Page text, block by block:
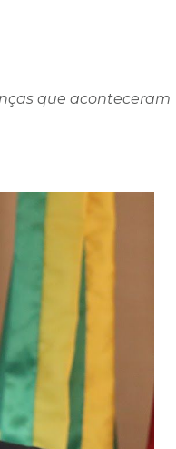
que aconteceram